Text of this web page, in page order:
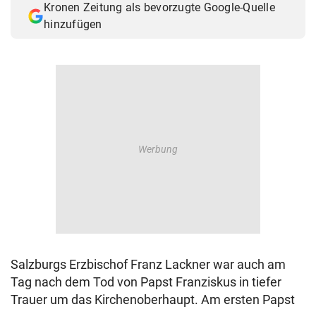
Kronen Zeitung als bevorzugte Google-Quelle
hinzufügen
Salzburgs Erzbischof Franz Lackner war auch am
Tag nach dem Tod von Papst Franziskus in tiefer
Trauer um das Kirchenoberhaupt. Am ersten Papst